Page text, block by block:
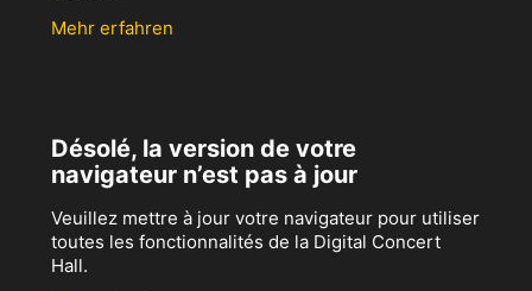
Mehr erfahren
Désolé, la version de votre
navigateur n’est pas à jour
Veuillez mettre à jour votre navigateur pour utiliser
toutes les fonctionnalités de la Digital Concert
Hall.